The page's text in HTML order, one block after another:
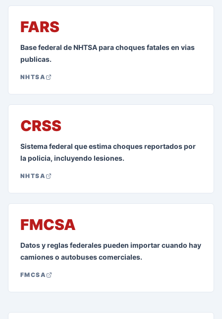
FARS
Base federal de NHTSA para choques fatales en vias
publicas.
NHTSA
CRSS
Sistema federal que estima choques reportados por
la policia, incluyendo lesiones.
NHTSA
FMCSA
Datos y reglas federales pueden importar cuando hay
camiones o autobuses comerciales.
FMCSA